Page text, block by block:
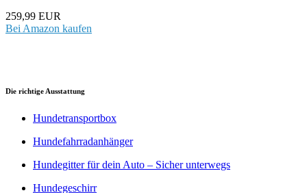
259,99 EUR
Bei Amazon kaufen
Die richtige Ausstattung
Hundetransportbox
Hundefahrradanhänger
Hundegitter für dein Auto – Sicher unterwegs
Hundegeschirr